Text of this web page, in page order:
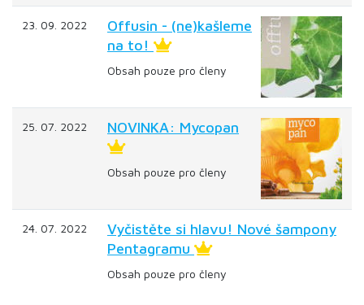
23. 09. 2022
Offusin - (ne)kašleme
na to!
Obsah pouze pro členy
25. 07. 2022 NOVINKA: Mycopan
Obsah pouze pro členy
24. 07. 2022
Vyčistěte si hlavu! Nové šampony
Pentagramu
Obsah pouze pro členy